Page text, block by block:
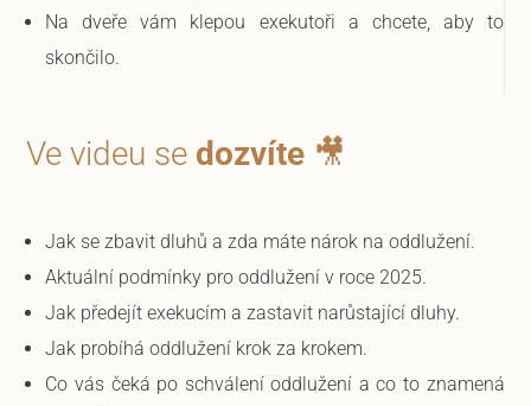
Na dveře vám klepou exekutoři a chcete, aby to
skončilo.
Ve videu se dozvíte 🎥
Jak se zbavit dluhů a zda máte nárok na oddlužení.
Aktuální podmínky pro oddlužení v roce 2025.
Jak předejít exekucím a zastavit narůstající dluhy.
Jak probíhá oddlužení krok za krokem.
Co vás čeká po schválení oddlužení a co to znamená